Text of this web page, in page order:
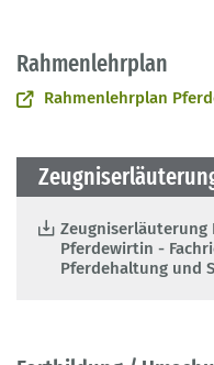
Rahmenlehrplan
Rahmenlehrplan
Pferdewirtin -
Pferdehaltung und